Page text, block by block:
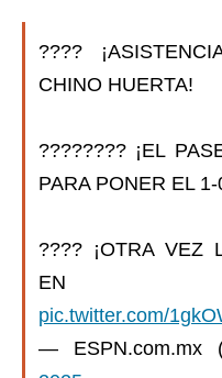
????
CHINO HUERTA!
????‍???? ¡EL
PARA PONER EL
???? ¡OTRA VEZ
EN
pic.twitter.com/
— ESPN.com.mx